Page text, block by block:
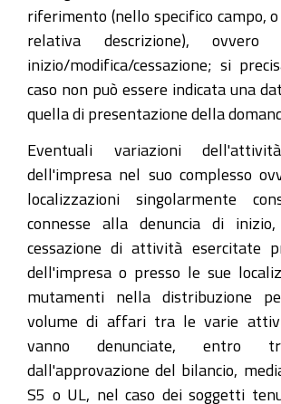
riferimento (nello specifico campo,
relativa descrizione),
inizio/modifica/cessazione; si
caso non può essere indicata una
quella di presentazione della
Eventuali variazioni
dell'impresa nel suo complesso
localizzazioni singolarmente
connesse alla denuncia di
cessazione di attività esercitate
dell'impresa o presso le sue
mutamenti nella distribuzione
volume di affari tra le varie
vanno denunciate, entro
dall'approvazione del bilancio,
S5 o UL, nel caso dei soggetti